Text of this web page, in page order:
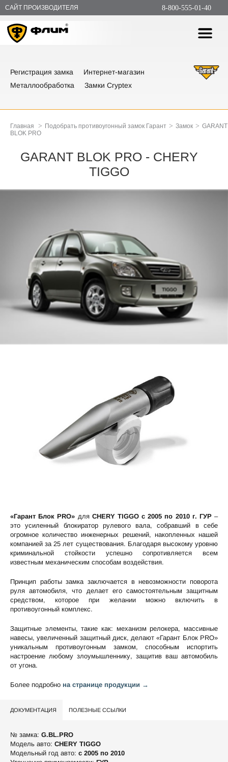
САЙТ ПРОИЗВОДИТЕЛЯ 8-800-555-01-40
Регистрация замка
Интернет-магазин
Металлообработка
Замки Cryptex
Главная > Подобрать противоугонный замок Гарант > Замок > GARANT
BLOK PRO
GARANT BLOK PRO - CHERY
TIGGO
«Гарант Блок PRO» для CHERY TIGGO c 2005 по 2010 г. ГУР–
это усиленный блокиратор рулевого вала, собравший в себе
огромное количество инженерных решений, накопленных нашей
компанией за 25 лет существования. Благодаря высокому уровню
криминальной стойкости успешно сопротивляется всем
известным механическим способам воздействия.
Принцип работы замка заключается в невозможности поворота
руля автомобиля, что делает его самостоятельным защитным
средством, которое при желании можно включить в
противоугонный комплекс.
Защитные элементы, такие как: механизм релокера, массивные
навесы, увеличенный защитный диск, делают «Гарант Блок PRO»
уникальным противоугонным замком, способным испортить
настроение любому злоумышленнику, защитив ваш автомобиль
от угона.
Более подробно на странице продукции →
ДОКУМЕНТАЦИЯ ПОЛЕЗНЫЕ ССЫЛКИ
№ замка: G.BL.PRO
Модель авто: CHERY TIGGO
Модельный год авто: c 2005 по 2010